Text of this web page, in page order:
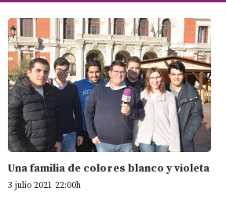
Una familia de colores blanco y violeta
3 julio 2021 22:00h